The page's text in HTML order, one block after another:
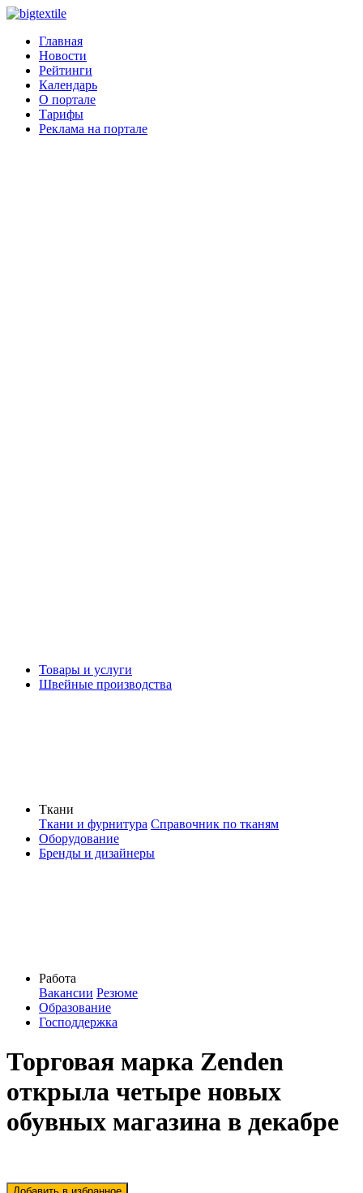
Главная
Новости
Рейтинги
Календарь
О портале
Тарифы
Реклама на портале
Товары и услуги
Швейные производства
Ткани
Ткани и фурнитура Справочник по тканям
Оборудование
Бренды и дизайнеры
Работа
Вакансии Резюме
Образование
Господдержка
Торговая марка Zenden
открыла четыре новых
обувных магазина в декабре